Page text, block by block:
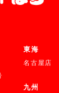
東海
名古屋店
九州